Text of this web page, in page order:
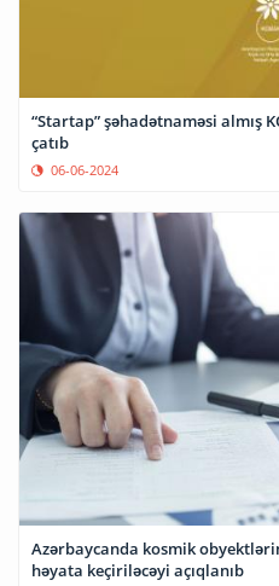
“Startap” şəhadətnaməsi almış
çatıb
06-06-2024
Azərbaycanda kosmik
həyata keçiriləcəyi açıqlanıb